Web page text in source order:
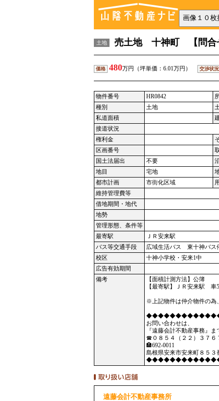
土地 売土地 十神町 【問合
価格 480万円（坪単価：6.01万円） 交渉状況
物件番号 HR0842
種別
土地
私道面積
接道状況
権利金
区画番号
国土法届出
不要
地目
宅地
都市計画
市街化区域
維持管理費等
借地期間・地代
地勢
管理形態、条件等
最寄駅
ＪＲ安来駅
バス等交通手段
広域生活バス 東十神バ
校区
十神小学校・安来1中
広告有効期間
備考
【面積計測方法】公簿
【最寄駅】ＪＲ安来駅 車
※上記物件は仲介物件の為
お問い合わせは、
『遠藤会計不動産事務』
☎０８５４（２２）３７６
🏣692-0011
島根県安来市安来町８５３
遠藤会計不動産事務所